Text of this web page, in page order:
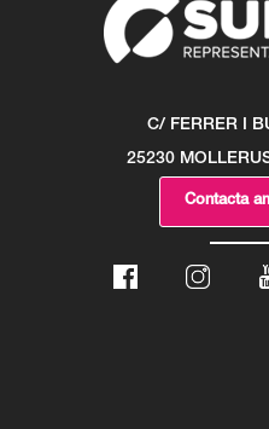
C/ FERRER I
25230
Contacta